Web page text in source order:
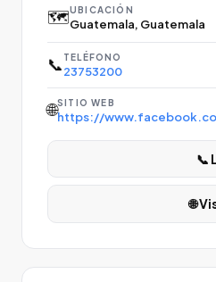
🗺️UBICACIÓN
Guatemala, Guatemala
📞 TELÉFONO
23753200
🌐SITIO WEB
https://
📞
🌐